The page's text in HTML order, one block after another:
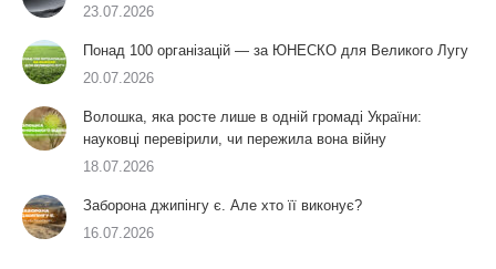
23.07.2026
Понад 100 організацій — за ЮНЕСКО для Великого Лугу
20.07.2026
Волошка, яка росте лише в одній громаді України:
науковці перевірили, чи пережила вона війну
18.07.2026
Заборона джипінгу є. Але хто її виконує?
16.07.2026